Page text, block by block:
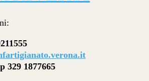
329 1877665